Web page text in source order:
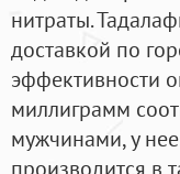
нитраты.
доставкой по
эффективности
миллиграмм
мужчинами, у
производится в